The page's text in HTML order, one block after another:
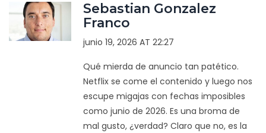
Sebastian Gonzalez
Franco
junio 19, 2026 AT 22:27
Qué mierda de anuncio tan patético.
Netflix se come el contenido y luego nos
escupe migajas con fechas imposibles
como junio de 2026. Es una broma de
mal gusto, ¿verdad? Claro que no, es la